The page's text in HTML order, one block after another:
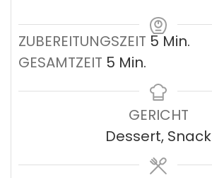
ZUBEREITUNGSZEIT 5Minuten
Min.
GESAMTZEIT 5 Minuten
Min.
GERICHT
Dessert, Snack